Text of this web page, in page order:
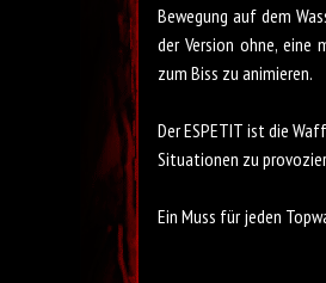
Bewegung auf dem
der Version ohne, eine
zum Biss zu animieren.
Der ESPETIT ist die
Situationen zu
Ein Muss für jeden